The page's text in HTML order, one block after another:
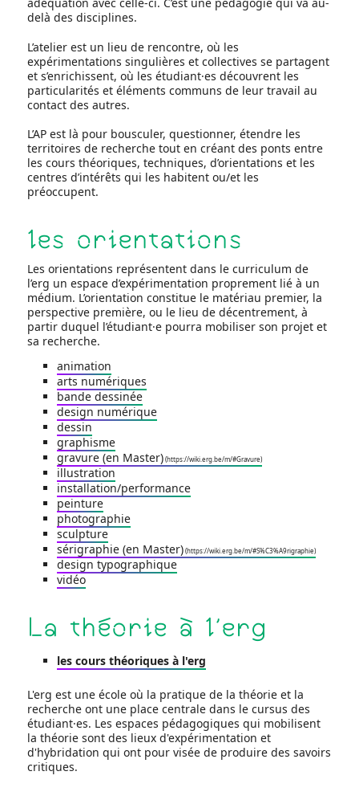
adéquation avec celle-ci. C’est une pédagogie qui va au-
delà des disciplines.
L’atelier est un lieu de rencontre, où les
expérimentations singulières et collectives se partagent
et s’enrichissent, où les étudiant·es découvrent les
particularités et éléments communs de leur travail au
contact des autres.
L’AP est là pour bousculer, questionner, étendre les
territoires de recherche tout en créant des ponts entre
les cours théoriques, techniques, d’orientations et les
centres d’intérêts qui les habitent ou/et les
préoccupent.
les orientations
Les orientations représentent dans le curriculum de
l’erg un espace d’expérimentation proprement lié à un
médium. L’orientation constitue le matériau premier, la
perspective première, ou le lieu de décentrement, à
partir duquel l’étudiant·e pourra mobiliser son projet et
sa recherche.
animation
arts numériques
bande dessinée
design numérique
dessin
graphisme
gravure (en Master)
illustration
installation/performance
peinture
photographie
sculpture
sérigraphie (en Master)
design typographique
vidéo
La théorie à l'erg
les cours théoriques à l'erg
L'erg est une école où la pratique de la théorie et la
recherche ont une place centrale dans le cursus des
étudiant·es. Les espaces pédagogiques qui mobilisent
la théorie sont des lieux d'expérimentation et
d'hybridation qui ont pour visée de produire des savoirs
critiques.